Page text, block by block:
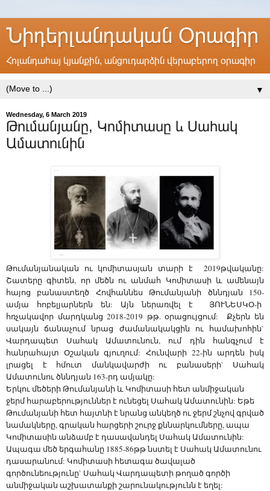
Նիդերլանդական Օրագիր
Հոլանդահայ կյանքին, անցուդարձին վերաբերող օրագիր
▼
Wednesday, 6 March 2019
Թումանյանը, Կոմիտասը և Սահակ
Ամատունին
Թումանյանական ու կոմիտասյան տարի է 2019թվականը:
Շատերը գիտեն, որ մեծն ու անմահ Կոմիտասի և ամենայն
հայոց բանաստեղծ Հովհաննես Թումանյանի ծննդյան 150-
ամյա հոբելյարներն են: Այն ներառվել է ՅՈՒՆԵՍԿՕ-ի
հռչակավոր մարդկանց 2018-2019 թթ. օրացույցում: Քչերն են
սակայն ճանաչում նրաց ժամանակակցին ու համախոհին`
Վարդապետ Սահակ Ամատունուն, ում դին հանգչում է
հանրահայտ Օշական գյուղում: Հունվարի 22-ին արդեն իսկ
լրացել է հմուտ մանկավարժի ու բանասերի` Սահակ
Ամատունու ծննդյան 163-րդ ամյակը:
Երկու մեծերի Թումանյանի և Կոմիտասի հետ անմիջական
ջերմ հարաբերություններ է ունեցել Սահակ Ամատունին: Եթե
Թումանյանի հետ հայտնի է նրանց անկեղծ ու ջերմ շնչով գրված
նամակները, գրական հարցերի շուրջ քննարկումները, ապա
Կոմիտասին անձամբ է դասավանդել Սահակ Ամատունին:
Ապագա մեծ երգահանը 1885-86թթ նստել է Սահակ Ամատունու
դասարանում: Կոմիտասի հետագա ծավալած
գործունեությունը` Սահակ Վարդապետի թողած գործի
անմիջական աշխատանքի շարունակությունն է եղել: